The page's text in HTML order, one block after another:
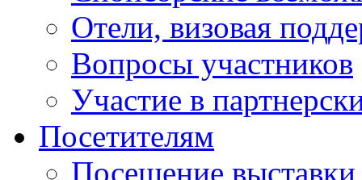
Отели, визовая
Вопросы участников
Участие в
Посетителям
Посещение выставки